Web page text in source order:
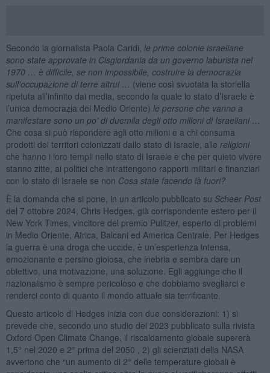
Secondo la giornalista Paola Caridi, le prime colonie israeliane
sono state approvate in Cisgiordania da un governo laburista nel
1970 … è difficile, se non impossibile, costruire la democrazia
sull’occupazione di terre altrui … (viene così svuotata la storiella
ripetuta all’infinito dai media, secondo la quale lo stato d’Israele è
l’unica democrazia del Medio Oriente) le persone che vanno a
manifestare sono un po’ di duemila degli otto milioni di Israeliani …
Che cosa si può rispondere agli otto milioni e a chi consuma
prodotti dei territori colonizzati dallo stato di Israele, alle religioni
che hanno i loro templi nello stato di Israele e che per quieto vivere
stanno zitte, ai politici che intrattengono rapporti militari e finanziari
con lo stato di Israele se non Cosa state facendo là fuori?
È la domanda che si pone, in un articolo pubblicato su Scheer Post
del 7 ottobre 2024, Chris Hedges, già corrispondente estero per il
New York Times, vincitore del premio Pulitzer, esperto di problemi
in Medio Oriente, Africa, Balcani ed America Centrale. Per Hedges
la guerra è una droga che uccide, è un’esperienza intensa,
emozionante e persino gioiosa, che inebria e sembra dare un
obiettivo, una motivazione, una soluzione. Egli aggiunge che il
nazionalismo è sempre pericoloso e che dobbiamo svegliarci e
renderci conto di quanto il mondo attuale sia terrificante.
Questo articolo di Hedges inizia con due considerazioni: 1) si
prevede che, secondo uno studio del 2023 pubblicato sulla rivista
Oxford Open Climate Change, il riscaldamento globale supererà
1,5° nel 2020 e 2° prima del 2050 , 2) gli scienziati della NASA
avvertono che “un aumento di 2° delle temperature globali è